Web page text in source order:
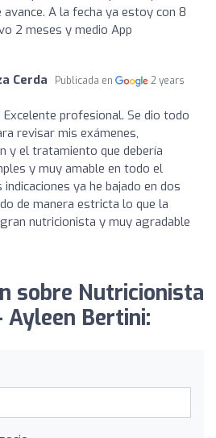
A la fecha ya estoy con 8
2 meses y medio App
Cerda Publicada en
2 years
Excelente profesional. Se dio todo
revisar mis exámenes,
y el tratamiento que debería
y muy amable en todo el
ya he bajado en dos
de manera estricta lo que la
nutricionista y muy agradable
sobre Nutricionista
Ayleen Bertini: